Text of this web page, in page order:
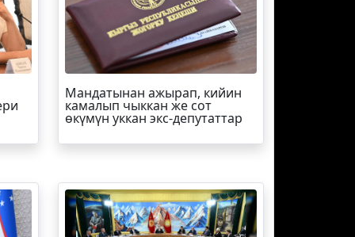
Мандатынан ажырап, кийин
камалып чыккан же сот
өкүмүн уккан экс-депутаттар